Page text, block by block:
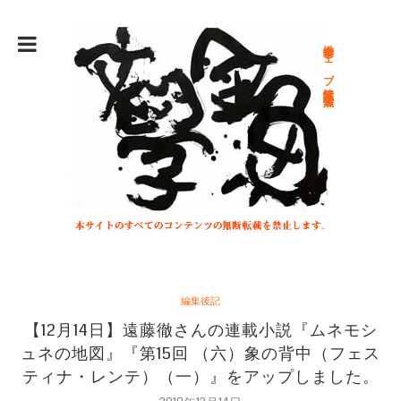
総合文学ウェブ情報誌 文学金魚
編集後記
【12月14日】遠藤徹さんの連載小説『ムネモシ
ュネの地図』『第15回 （六）象の背中（フェス
ティナ・レンテ）（一）』をアップしました。